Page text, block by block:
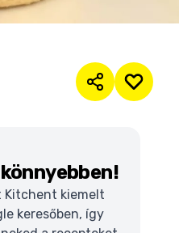
Kitchent kiemelt
keresőben, így